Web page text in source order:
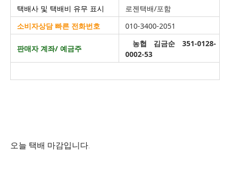
택배사 및 택배비 유무 표시
로젠택배/포함
소비자상담 빠른 전화번호
010-3400-2051
판매자 계좌/ 예금주
농협 김금순 351-0128-
0002-53
오늘 택배 마감입니다.